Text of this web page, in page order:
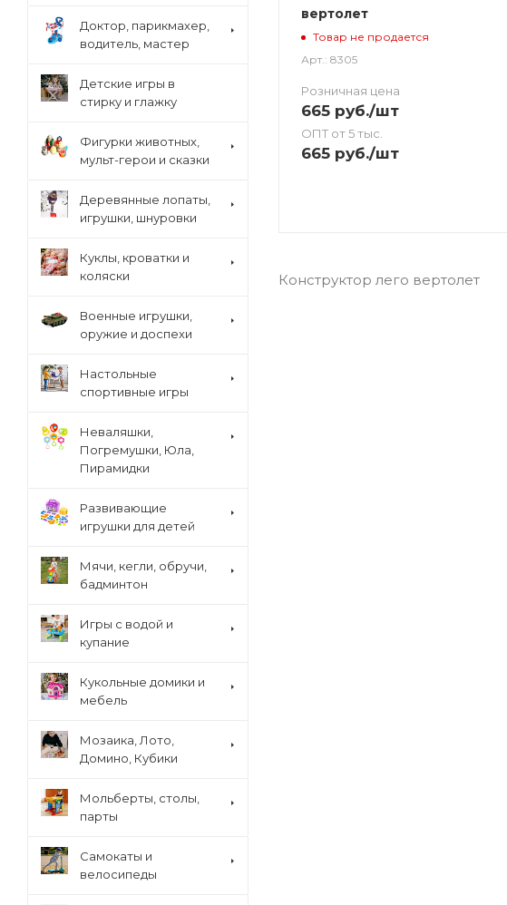
вертолет
Товар не продается
Арт.: 8305
Розничная цена
665 руб./шт
ОПТ от 5 тыс.
665 руб./шт
Конструктор лего вертолет
Доктор, парикмахер,
водитель, мастер
Детские игры в
стирку и глажку
Фигурки животных,
мульт-герои и сказки
Деревянные лопаты,
игрушки, шнуровки
Куклы, кроватки и
коляски
Военные игрушки,
оружие и доспехи
Настольные
спортивные игры
Неваляшки,
Погремушки, Юла,
Пирамидки
Развивающие
игрушки для детей
Мячи, кегли, обручи,
бадминтон
Игры с водой и
купание
Кукольные домики и
мебель
Мозаика, Лото,
Домино, Кубики
Мольберты, столы,
парты
Cамокаты и
велосипеды